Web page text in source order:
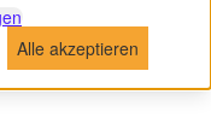
Alle akzeptieren